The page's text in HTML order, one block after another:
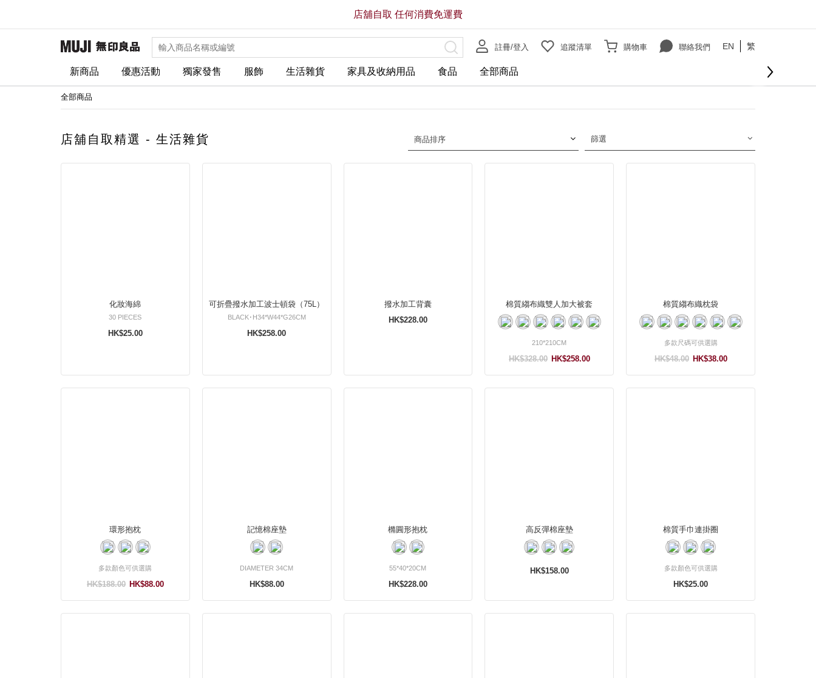
註冊/登入 追蹤清單 購物車 聯絡我們 EN 繁
新商品 優惠活動 獨家發售 服飾 生活雜貨 家具及收納用品 食品 全部商品
店舖自取 任何消費免運費
全部商品
店舖自取精選 - 生活雜貨 商品排序 篩選
化妝海綿
30 PIECES
HK$25.00
可折疊撥水加工波士頓袋（75L）
BLACK･H34*W44*G26CM
HK$258.00
撥水加工背囊
HK$228.00
棉質縐布織雙人加大被套
210*210CM
HK$258.00
HK$328.00
棉質縐布織枕袋
多款尺碼可供選購
HK$38.00
HK$48.00
環形抱枕
多款顏色可供選購
HK$88.00
HK$188.00
記憶棉座墊
DIAMETER 34CM
HK$88.00
橢圓形抱枕
55*40*20CM
HK$228.00
高反彈棉座墊
HK$158.00
棉質手巾連掛圈
多款顏色可供選購
HK$25.00